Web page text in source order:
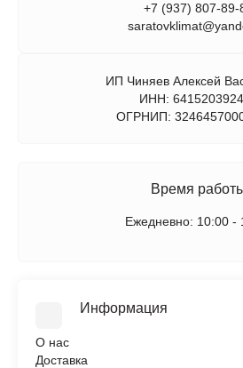
+7 (937) 807-89-
ИП Чиняев Алексей
ИНН:
ОГРНИП:
Время
Ежедневно: 10:00 -
Информация
О нас
Доставка